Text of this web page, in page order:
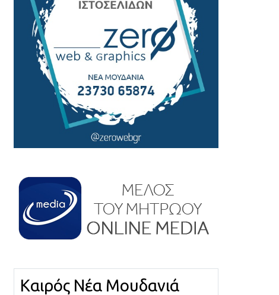
Καιρός Νέα Μουδανιά